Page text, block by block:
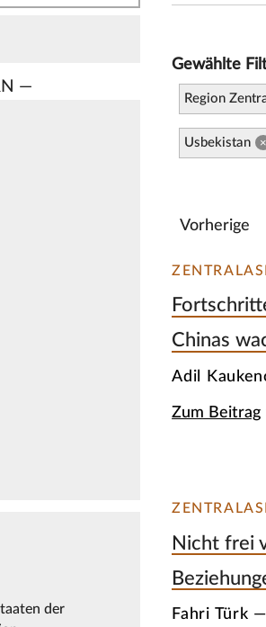
—
der
Gewählte
Region
Usbekistan ×
Vorherige
Chinas
Adil
Zum Beitrag
Nicht frei
Fahri Türk